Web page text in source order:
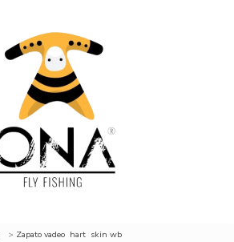
Zapato vadeo hart skin wb